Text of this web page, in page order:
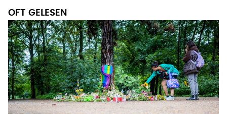
OFT GELESEN